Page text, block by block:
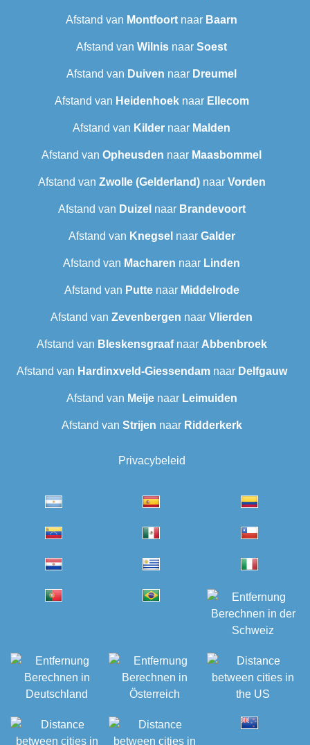
Afstand van Montfoort naar Baarn
Afstand van Wilnis naar Soest
Afstand van Duiven naar Dreumel
Afstand van Heidenhoeknaar Ellecom
Afstand van Kilder naar Malden
Afstand van Opheusden naar Maasbommel
Afstand van Zwolle (Gelderland)naar Vorden
Afstand van Duizel naar Brandevoort
Afstand van Knegsel naar Galder
Afstand van Macharen naar Linden
Afstand van Puttenaar Middelrode
Afstand van Zevenbergen naar Vlierden
Afstand van Bleskensgraafnaar Abbenbroek
Afstand van Hardinxveld-Giessendamnaar Delfgauw
Afstand van Meijenaar Leimuiden
Afstand van Strijen naar Ridderkerk
Privacybeleid